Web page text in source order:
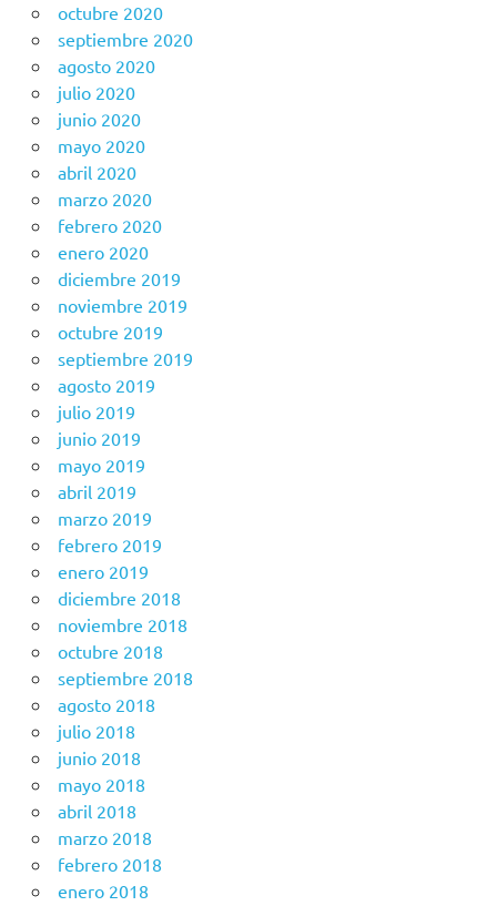
octubre 2020
septiembre 2020
agosto 2020
julio 2020
junio 2020
mayo 2020
abril 2020
marzo 2020
febrero 2020
enero 2020
diciembre 2019
noviembre 2019
octubre 2019
septiembre 2019
agosto 2019
julio 2019
junio 2019
mayo 2019
abril 2019
marzo 2019
febrero 2019
enero 2019
diciembre 2018
noviembre 2018
octubre 2018
septiembre 2018
agosto 2018
julio 2018
junio 2018
mayo 2018
abril 2018
marzo 2018
febrero 2018
enero 2018